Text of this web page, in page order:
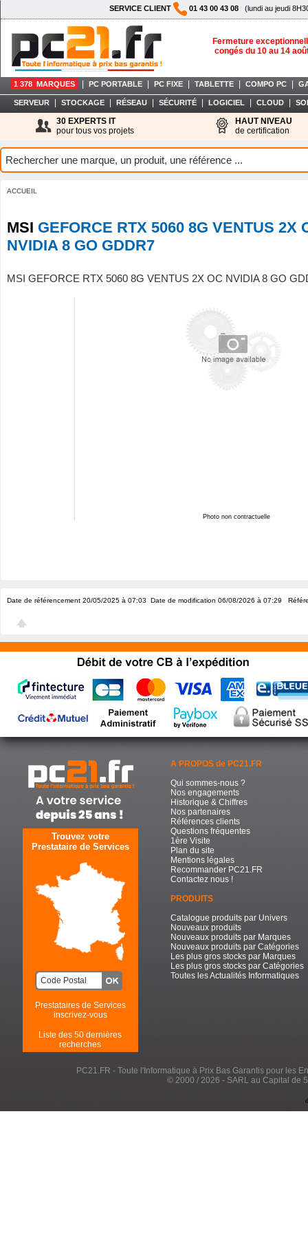
SERVICE CLIENT 01 43 00 43 08 (lundi au jeudi
Fermeture
congés du 10 au 14
1 378 MARQUES PC PORTABLE PC FIXE TABLETTE COMPO PC
SERVEUR STOCKAGE RÉSEAU SÉCURITÉ LOGICIEL CLOUD
30 EXPERTS IT
pour tous vos projets
HAUT NIVEAU
de certification
ACCUEIL
MSI GEFORCE RTX 5060 8G VENTUS 2X
NVIDIA 8 GO GDDR7
MSI GEFORCE RTX 5060 8G VENTUS 2X OC NVIDIA 8 GO
Photo non contractuelle
Date de référencement 20/05/2025 à 07:03 Date de modification 06/08/2026 à 07:29
Trouvez votre
Prestataire de Services
Prestataires de Services
inscrivez-vous
Liste des 50 dernières
recherches
A PROPOS de PC21.FR
Qui sommes-nous ?
Nos engagements
Historique & Chiffres
Nos partenaires
Références clients
Questions fréquentes
1ère Visite
Plan du site
Mentions légales
Recommander PC21.FR
Contactez nous !
PRODUITS
Catalogue produits par Univers
Nouveaux produits
Nouveaux produits par Marques
Nouveaux produits par Catégories
Les plus gros stocks par Marques
Les plus gros stocks par Catégories
Toutes les Actualités Informatiques
PC21.FR - Toute l'Informatique à Prix Bas Garantis pour les
© 2000 / 2026 - SARL au Capital de